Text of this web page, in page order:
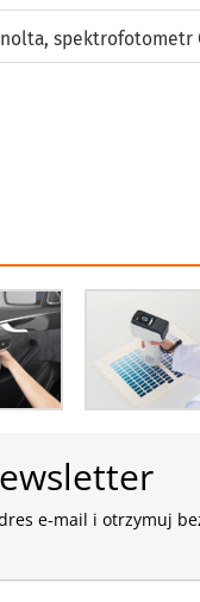
, spektrofotometr
e-mail i otrzymuj